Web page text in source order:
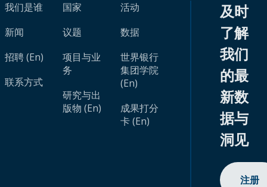
我们是谁
新闻
招聘 (En)
联系方式
国家
议题
项目与业
务
研究与出
版物 (En)
活动
数据
世界银行
集团学院
(En)
成果打分
卡 (En)
及时
了解
我们
的最
新数
据与
洞见
注册